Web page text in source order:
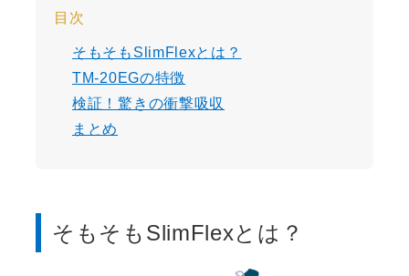
目次
そもそもSlimFlexとは？
TM-20EGの特徴
検証！驚きの衝撃吸収
まとめ
そもそもSlimFlexとは？